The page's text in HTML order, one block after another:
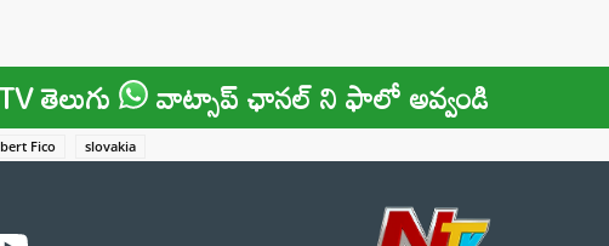
తెలుగు వాట్సాప్ ఛానల్ ని ఫాలో అవ్వండి
Fico slovakia